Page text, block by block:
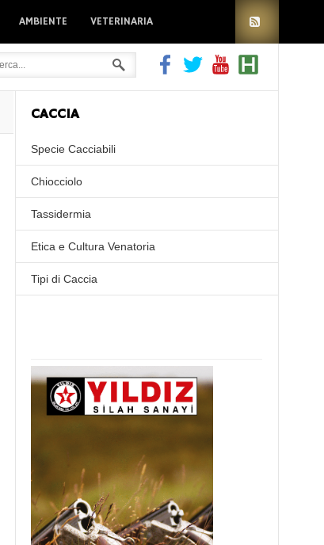
AMBIENTE VETERINARIA
CACCIA
Specie Cacciabili
Chiocciolo
Tassidermia
Etica e Cultura Venatoria
Tipi di Caccia